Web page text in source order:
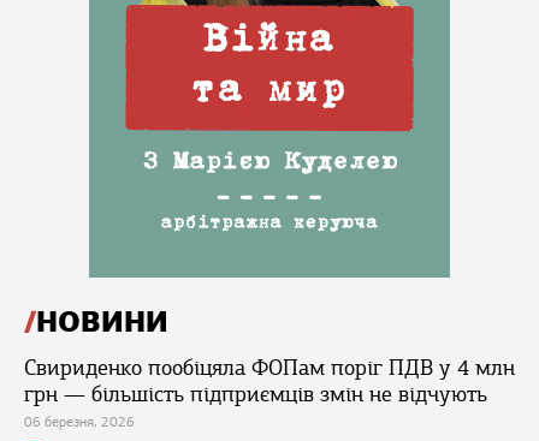
НОВИНИ
Свириденко пообіцяла ФОПам поріг ПДВ у 4 млн
грн — більшість підприємців змін не відчують
06 березня, 2026